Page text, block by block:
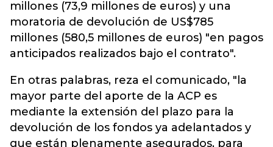
millones (73,9 millones de euros) y una
moratoria de devolución de US$785
millones (580,5 millones de euros) "en pagos
anticipados realizados bajo el contrato".
En otras palabras, reza el comunicado, "la
mayor parte del aporte de la ACP es
mediante la extensión del plazo para la
devolución de los fondos ya adelantados y
que están plenamente asegurados, para